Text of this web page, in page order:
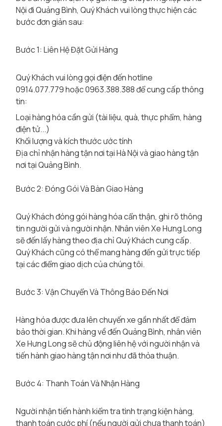
Nội đi Quảng Bình, Quý Khách vui lòng thực hiện các
bước đơn giản sau:
Bước 1: Liên Hệ Đặt Gửi Hàng
Quý Khách vui lòng gọi điện đến hotline
0914.077.779 hoặc 0963.388.388 để cung cấp thông
tin:
Loại hàng hóa cần gửi (tài liệu, quà, thực phẩm, hàng
điện tử...)
Khối lượng và kích thước ước tính
Địa chỉ nhận hàng tận nơi tại Hà Nội và giao hàng tận
nơi tại Quảng Bình.
Bước 2: Đóng Gói Và Bàn Giao Hàng
Quý Khách đóng gói hàng hóa cẩn thận, ghi rõ thông
tin người gửi và người nhận. Nhân viên Xe Hưng Long
sẽ đến lấy hàng theo địa chỉ Quý Khách cung cấp.
Quý Khách cũng có thể mang hàng đến gửi trực tiếp
tại các điểm giao dịch của chúng tôi.
Bước 3: Vận Chuyển Và Thông Báo Đến Nơi
Hàng hóa được đưa lên chuyến xe gần nhất để đảm
bảo thời gian. Khi hàng về đến Quảng Bình, nhân viên
Xe Hưng Long sẽ chủ động liên hệ với người nhận và
tiến hành giao hàng tận nơi như đã thỏa thuận.
Bước 4: Thanh Toán Và Nhận Hàng
Người nhận tiến hành kiểm tra tình trạng kiện hàng,
thanh toán cước phí (nếu người gửi chưa thanh toán)